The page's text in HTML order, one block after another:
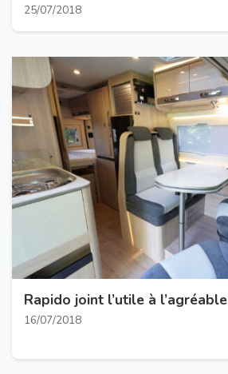
25/07/2018
Rapido joint l’utile à l’agréable
16/07/2018